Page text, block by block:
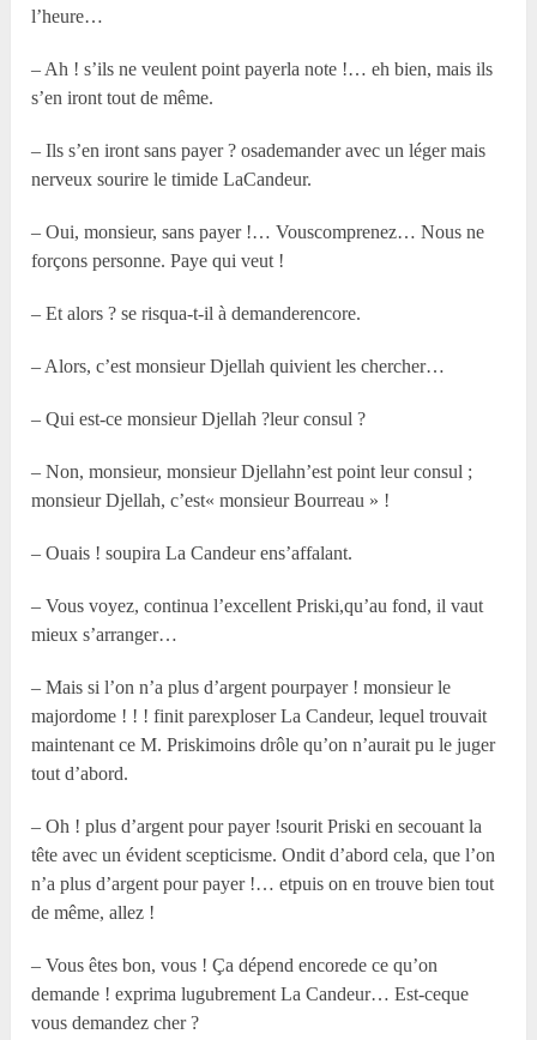
l’heure…
– Ah ! s’ils ne veulent point payerla note !… eh bien, mais ils
s’en iront tout de même.
– Ils s’en iront sans payer ? osademander avec un léger mais
nerveux sourire le timide LaCandeur.
– Oui, monsieur, sans payer !… Vouscomprenez… Nous ne
forçons personne. Paye qui veut !
– Et alors ? se risqua-t-il à demanderencore.
– Alors, c’est monsieur Djellah quivient les chercher…
– Qui est-ce monsieur Djellah ?leur consul ?
– Non, monsieur, monsieur Djellahn’est point leur consul ;
monsieur Djellah, c’est« monsieur Bourreau » !
– Ouais ! soupira La Candeur ens’affalant.
– Vous voyez, continua l’excellent Priski,qu’au fond, il vaut
mieux s’arranger…
– Mais si l’on n’a plus d’argent pourpayer ! monsieur le
majordome ! ! ! finit parexploser La Candeur, lequel trouvait
maintenant ce M. Priskimoins drôle qu’on n’aurait pu le juger
tout d’abord.
– Oh ! plus d’argent pour payer !sourit Priski en secouant la
tête avec un évident scepticisme. Ondit d’abord cela, que l’on
n’a plus d’argent pour payer !… etpuis on en trouve bien tout
de même, allez !
– Vous êtes bon, vous ! Ça dépend encorede ce qu’on
demande ! exprima lugubrement La Candeur… Est-ceque
vous demandez cher ?